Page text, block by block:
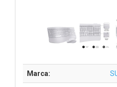
Marca: